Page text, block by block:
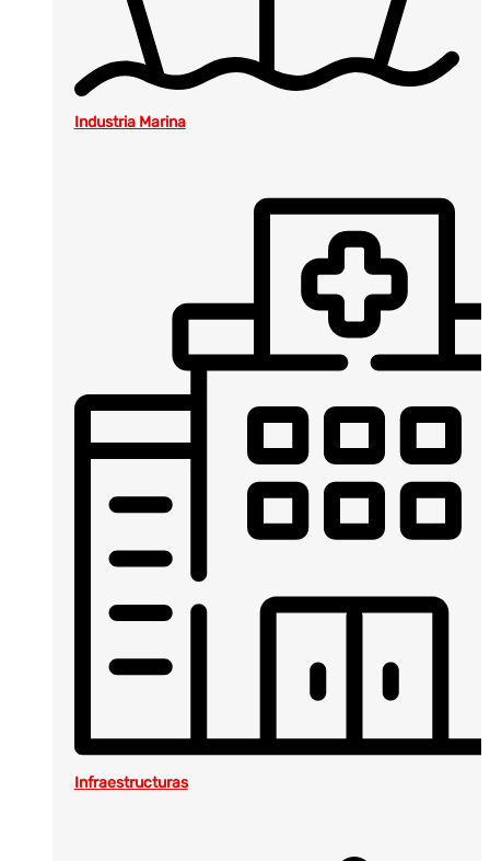
Industria Marina
Infraestructuras